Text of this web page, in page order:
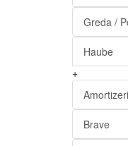
Greda /
Haube
+
Amortizeri
Brave